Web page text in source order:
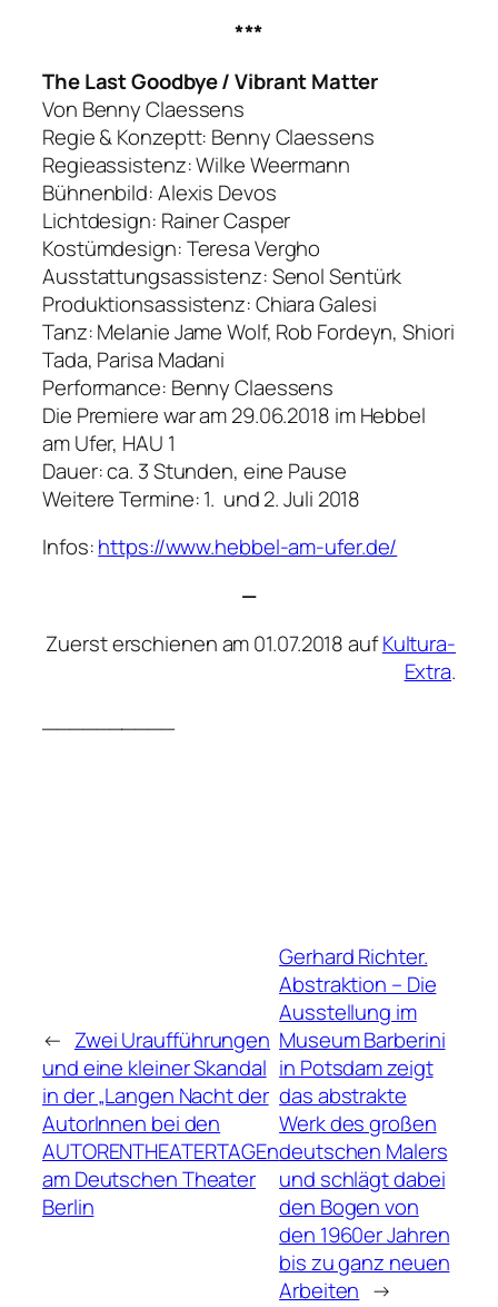
***
The Last Goodbye / Vibrant Matter
Von Benny Claessens
Regie & Konzeptt: Benny Claessens
Regieassistenz: Wilke Weermann
Bühnenbild: Alexis Devos
Lichtdesign: Rainer Casper
Kostümdesign: Teresa Vergho
Ausstattungsassistenz: Senol Sentürk
Produktionsassistenz: Chiara Galesi
Tanz: Melanie Jame Wolf, Rob Fordeyn, Shiori
Tada, Parisa Madani
Performance: Benny Claessens
Die Premiere war am 29.06.2018 im Hebbel
am Ufer, HAU 1
Dauer: ca. 3 Stunden, eine Pause
Weitere Termine: 1. und 2. Juli 2018
Infos:https://www.hebbel-am-ufer.de/
—
Zuerst erschienen am 01.07.2018 aufKultura-
Extra.
← Zwei Uraufführungen
und eine kleiner Skandal
in der „Langen Nacht der
AutorInnen bei den
AUTORENTHEATERTAGEn
am Deutschen Theater
Berlin
Gerhard Richter.
Abstraktion – Die
Ausstellung im
Museum Barberini
in Potsdam zeigt
das abstrakte
Werk des großen
deutschen Malers
und schlägt dabei
den Bogen von
den 1960er Jahren
bis zu ganz neuen
Arbeiten →